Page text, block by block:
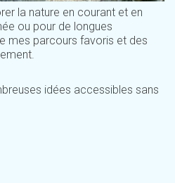
la nature en courant et en
ou pour de longues
mes parcours favoris et des
idées accessibles sans